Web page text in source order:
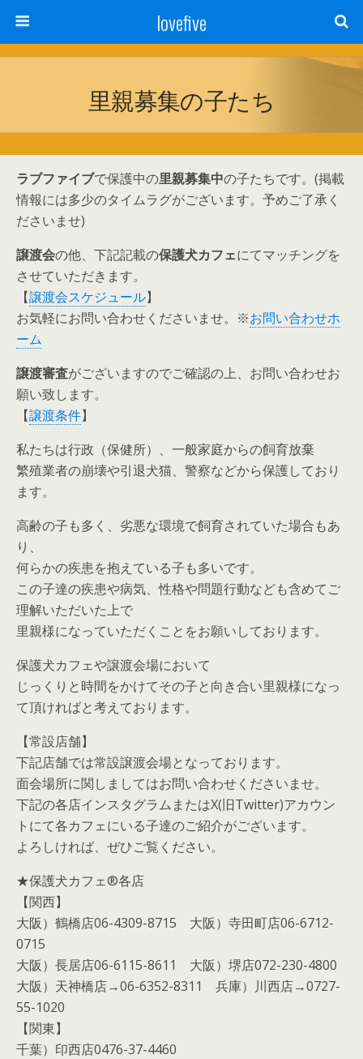
lovefive
里親募集の子たち
ラブファイブで保護中の里親募集中の子たちです。(掲載
情報には多少のタイムラグがございます。予めご了承く
ださいませ)
譲渡会の他、下記記載の保護犬カフェにてマッチングを
させていただきます。
【譲渡会スケジュール】
お気軽にお問い合わせくださいませ。※お問い合わせホ
ーム
譲渡審査がございますのでご確認の上、お問い合わせお
願い致します。
【譲渡条件】
私たちは行政（保健所）、一般家庭からの飼育放棄
繁殖業者の崩壊や引退犬猫、警察などから保護しており
ます。
高齢の子も多く、劣悪な環境で飼育されていた場合もあ
り、
何らかの疾患を抱えている子も多いです。
この子達の疾患や病気、性格や問題行動なども含めてご
理解いただいた上で
里親様になっていただくことをお願いしております。
保護犬カフェや譲渡会場において
じっくりと時間をかけてその子と向き合い里親様になっ
て頂ければと考えております。
【常設店舗】
下記店舗では常設譲渡会場となっております。
面会場所に関しましてはお問い合わせくださいませ。
下記の各店インスタグラムまたはX(旧Twitter)アカウン
トにて各カフェにいる子達のご紹介がございます。
よろしければ、ぜひご覧ください。
★保護犬カフェ®各店
【関西】
大阪）鶴橋店06-4309-8715 大阪）寺田町店06-6712-
0715
大阪）長居店06-6115-8611 大阪）堺店072-230-4800
大阪）天神橋店→06-6352-8311 兵庫）川西店→0727-
55-1020
【関東】
千葉）印西店0476-37-4460